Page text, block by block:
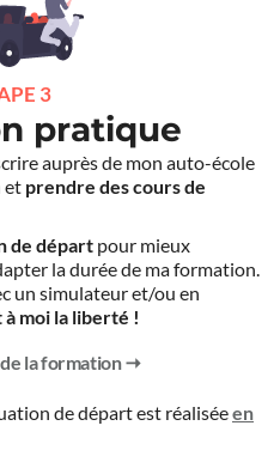
3
pratique
auprès de mon auto-école
et prendre des cours de
de départ pour mieux
la durée de ma formation.
un simulateur et/ou en
à moi la liberté !
la formation
de départ est réaliséeen